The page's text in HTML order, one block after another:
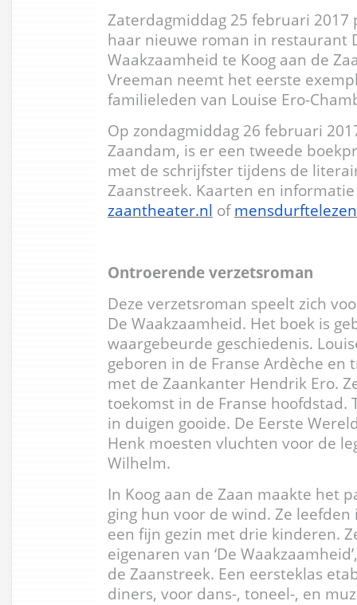
Zaterdagmiddag 25 februari 2017
haar nieuwe roman in restaurant
Waakzaamheid te Koog aan de
Vreeman neemt het eerste
familieleden van Louise Ero-
Op zondagmiddag 26 februari
Zaandam, is er een tweede
met de schrijfster tijdens de
Zaanstreek. Kaarten en
zaantheater.nl of
Ontroerende verzetsroman
Deze verzetsroman speelt zich
De Waakzaamheid. Het boek is
waargebeurde geschiedenis.
geboren in de Franse Ardèche en
met de Zaankanter Hendrik Ero.
toekomst in de Franse hoofdstad.
in duigen gooide. De Eerste
Henk moesten vluchten voor de
Wilhelm.
In Koog aan de Zaan maakte het
ging hun voor de wind. Ze
een fijn gezin met drie kinderen.
eigenaren van ‘De
de Zaanstreek. Een eersteklas
diners, voor dans-, toneel-, en